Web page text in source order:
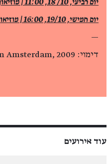
יום רביעי, 10/ 18, 11:00 | מוזיאון גוגנהיים, בילבאו >
יום חמישי, 19/10, 16:00 | מוזיאון סמית׳סוניאן, וושינגטון >
—
דימוי: Minke Wagenaar, Van Gogh Museum Amsterdam, 2009
עוד אירועים